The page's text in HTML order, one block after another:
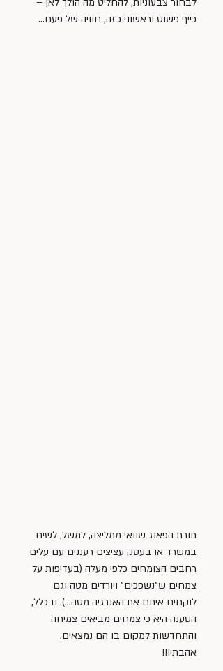
כייף פשוט וראשוני כזה, חוויה של פעם…
תורת הפאנג שוואי ממליצה, למשל, לשים
במשרד או בעסק עציצים רעננים עם עלים
רחבים הצומחים כלפי מעלה (בעדיפות על
צמחים ש”נשפכים” ויורדים מטה וגם
לוקחים איתם את האנרגיה מטה…). ובכלל,
הטענה היא כי צמחים מביאים צמיחה
והתחדשות למקום בו הם נמצאים.
אהבתי!!!